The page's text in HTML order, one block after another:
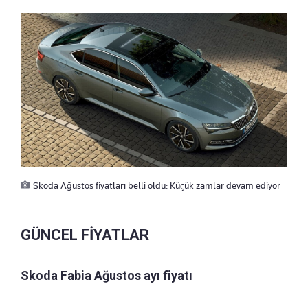
Skoda Ağustos fiyatları belli oldu: Küçük zamlar devam ediyor
GÜNCEL FİYATLAR
Skoda Fabia Ağustos ayı fiyatı